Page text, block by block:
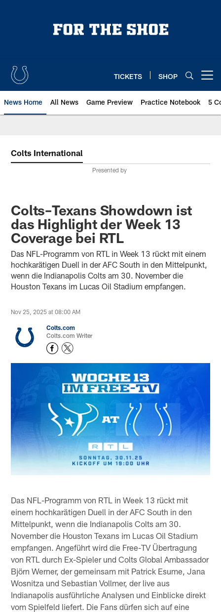
TICKETS SHOP
News Home All News Game Preview Practice Notebook 5
Colts International
Presented by
Colts–Texans Showdown ist
das Highlight der Week 13
Coverage bei RTL
Das NFL-Programm von RTL in Week 13 rückt mit einem
hochkarätigen Duell in der AFC South in den Mittelpunkt,
wenn die Indianapolis Colts am 30. November die
Houston Texans im Lucas Oil Stadium empfangen.
Nov 25, 2025 at 08:00 AM
Colts.com
Colts.com Writer
Das NFL-Programm von RTL in Week 13 rückt mit
einem hochkarätigen Duell in der AFC South in den
Mittelpunkt, wenn die Indianapolis Colts am 30.
November die Houston Texans im Lucas Oil Stadium
empfangen. Angeführt wird die Free-TV Übertragung
von RTL durch Ex-Spieler und Colts Global Ambassador
Björn Werner, der gemeinsam mit Patrick Esume, Jana
Wosnitza und Sebastian Vollmer, der live aus
Indianapolis ausführliche Analysen und Einblicke direkt
vom Spielfeld liefert. Die Fans dürfen sich auf eine